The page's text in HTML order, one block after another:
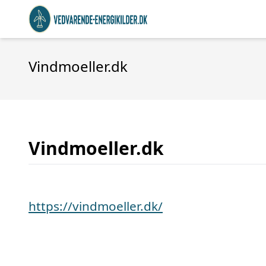
Vindmoeller.dk
Vindmoeller.dk
https://vindmoeller.dk/